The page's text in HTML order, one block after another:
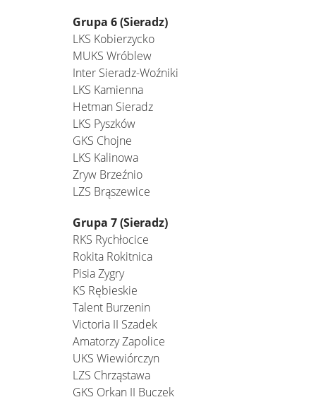
Grupa 6 (Sieradz)
LKS Kobierzycko
MUKS Wróblew
Inter Sieradz-Woźniki
LKS Kamienna
Hetman Sieradz
LKS Pyszków
GKS Chojne
LKS Kalinowa
Zryw Brzeźnio
LZS Brąszewice
Grupa 7 (Sieradz)
RKS Rychłocice
Rokita Rokitnica
Pisia Zygry
KS Rębieskie
Talent Burzenin
Victoria II Szadek
Amatorzy Zapolice
UKS Wiewiórczyn
LZS Chrząstawa
GKS Orkan II Buczek